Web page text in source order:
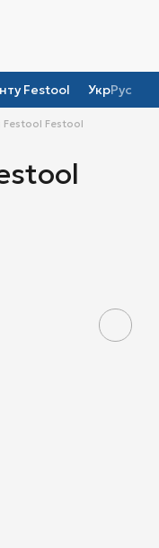
Festool УкрРус
Festool Festool